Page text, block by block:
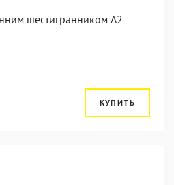
шестигранником А2
КУПИТЬ